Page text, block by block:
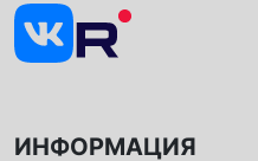
ИНФОРМАЦИЯ